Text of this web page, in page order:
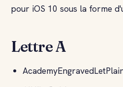
pour iOS 10 sous la forme
Lettre A